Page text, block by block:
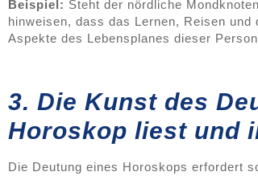
Beispiel: Steht der nördliche
hinweisen, dass das Lernen, Reisen
Aspekte des Lebensplanes dieser
3. Die Kunst des
Horoskop liest und
Die Deutung eines Horoskops erfordert